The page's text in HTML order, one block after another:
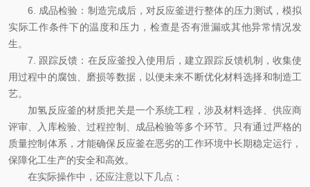
6. 成品检验：制造完成后，对反应釜进行整体的压力测试，模拟
实际工作条件下的温度和压力，检查是否有泄漏或其他异常情况发
生。
7. 跟踪反馈：在反应釜投入使用后，建立跟踪反馈机制，收集使
用过程中的腐蚀、磨损等数据，以便未来不断优化材料选择和制造工
艺。
加氢反应釜的材质把关是一个系统工程，涉及材料选择、供应商
评审、入库检验、过程控制、成品检验等多个环节。只有通过严格的
质量控制体系，才能确保反应釜在恶劣的工作环境中长期稳定运行，
保障化工生产的安全和高效。
在实际操作中，还应注意以下几点：